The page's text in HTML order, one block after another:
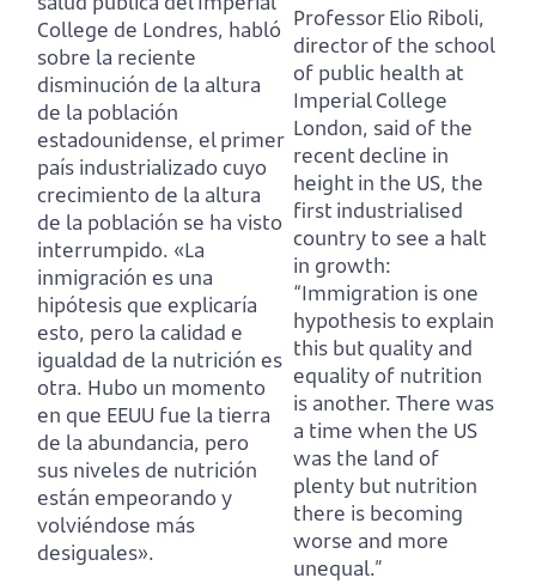
College de Londres, habló
sobre la reciente
disminución de la altura
de la población
estadounidense, el primer
país industrializado cuyo
crecimiento de la altura
de la población se ha visto
interrumpido. «La
inmigración es una
hipótesis que explicaría
esto, pero la calidad e
igualdad de la nutrición es
otra. Hubo un momento
en que EEUU fue la tierra
de la abundancia, pero
sus niveles de nutrición
están empeorando y
volviéndose más
desiguales».
Professor Elio Riboli,
director of the school
of public health at
Imperial College
London, said of the
recent decline in
height in the US, the
first industrialised
country to see a halt
in growth:
“Immigration is one
hypothesis to explain
this but quality and
equality of nutrition
is another. There was
a time when the US
was the land of
plenty but nutrition
there is becoming
worse and more
unequal.”